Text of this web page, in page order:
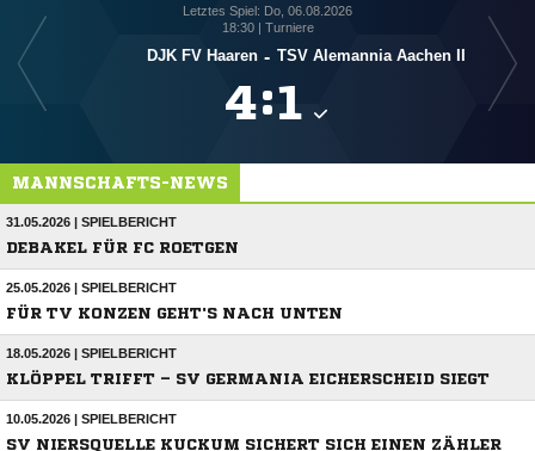
Letztes Spiel: Do, 06.08.2026
18:30 | Turniere
DJK FV Haaren - TSV Alemannia Aachen II
:
MANNSCHAFTS-NEWS
31.05.2026 | SPIELBERICHT
DEBAKEL FÜR FC ROETGEN
25.05.2026 | SPIELBERICHT
FÜR TV KONZEN GEHT'S NACH UNTEN
18.05.2026 | SPIELBERICHT
KLÖPPEL TRIFFT – SV GERMANIA EICHERSCHEID SIEGT
10.05.2026 | SPIELBERICHT
SV NIERSQUELLE KUCKUM SICHERT SICH EINEN ZÄHLER